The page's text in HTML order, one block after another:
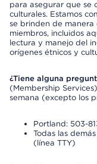
para asegurar que se
culturales. Estamos
se brinden de
miembros, incluidos
lectura y manejo del
orígenes étnicos y
¿Tiene alguna
(Membership
semana (excepto los
Portland: 503-
Todas las
(línea TTY)